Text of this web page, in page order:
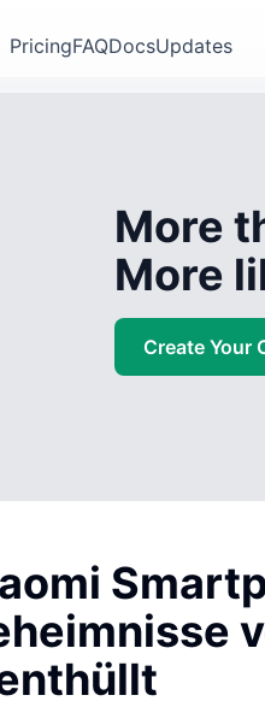
PricingFAQDocsUpdates
More
More
Create Your